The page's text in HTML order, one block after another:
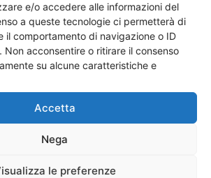
e/o accedere alle informazioni del
a queste tecnologie ci permetterà di
il comportamento di navigazione o ID
Non acconsentire o ritirare il consenso
su alcune caratteristiche e
Accetta
Nega
le preferenze